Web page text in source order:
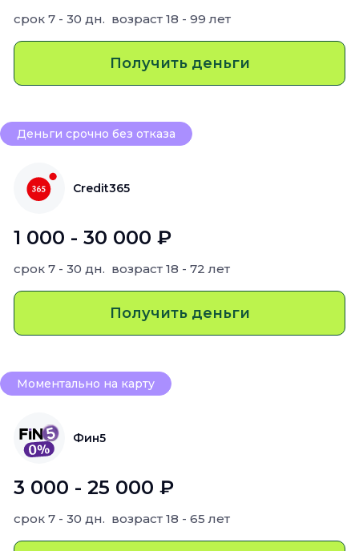
срок 7 - 30 дн. возраст 18 - 99 лет
Получить деньги
Деньги срочно без отказа
Credit365
1 000 - 30 000 ₽
срок 7 - 30 дн. возраст 18 - 72 лет
Получить деньги
Моментально на карту
Фин5
3 000 - 25 000 ₽
срок 7 - 30 дн. возраст 18 - 65 лет